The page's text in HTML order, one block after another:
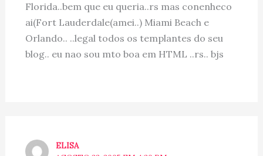
Florida..bem que eu queria..rs mas conenheco
ai(Fort Lauderdale(amei..) Miami Beach e
Orlando.. ..legal todos os templantes do seu
blog.. eu nao sou mto boa em HTML ..rs.. bjs
ELISA